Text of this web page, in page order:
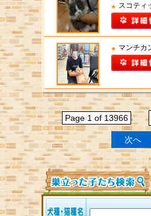
スコティ
マンチカ
Page 1 of 13966
次へ